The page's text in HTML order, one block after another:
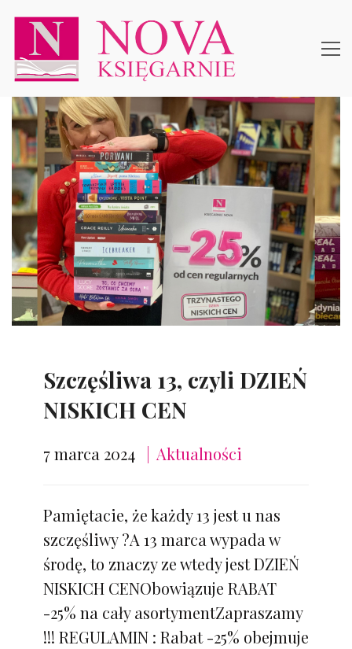
Szczęśliwa 13, czyli DZIEŃ
NISKICH CEN
7 marca 2024 Aktualności
Pamiętacie, że każdy 13 jest u nas
szczęśliwy ?A 13 marca wypada w
środę, to znaczy ze wtedy jest DZIEŃ
NISKICH CENObowiązuje RABAT
-25% na cały asortymentZapraszamy
!!! REGULAMIN : Rabat -25% obejmuje